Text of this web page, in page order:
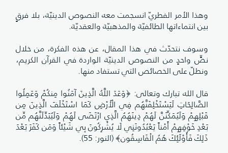
وهذا الأمر الفطريّ انسجمت معه النصوص الدينيّة، بلا فرقٍ
بين انتماءاتها الطائفيّة والمذهبيّة والعقديّة.
وسوف نتحدّث في هذا المقال، عن هذه الفكرة، من خلال
نصٍّ واحدٍ من النصوص الدينيّة الواردة في القرآن الكريم،
ونطلّ على الخصائص التي تستفاد منها.
قال الله تبارك وتعالى: ﴿وَعَدَ اللَّهُ الَّذِينَ آمَنُوا مِنكُمْ وَعَمِلُوا
الصَّالِحَاتِ لَيَسْتَخْلِفَنَّهُم فِي الْأَرْضِ كَمَا اسْتَخْلَفَ الَّذِينَ مِن
قَبْلِهِمْ وَلَيُمَكِّنَنَّ لَهُمْ دِينَهُمُ الَّذِي ارْتَضَى لَهُمْ وَلَيُبَدِّلَنَّهُم مِّن
بَعْدِ خَوْفِهِمْ أَمْناً يَعْبُدُونَنِي لَا يُشْرِكُونَ بِي شَيْئاً وَمَن كَفَرَ بَعْدَ
ذَلِكَ فَأُوْلَئِكَ هُمُ الْفَاسِقُون﴾ (النور: 55).